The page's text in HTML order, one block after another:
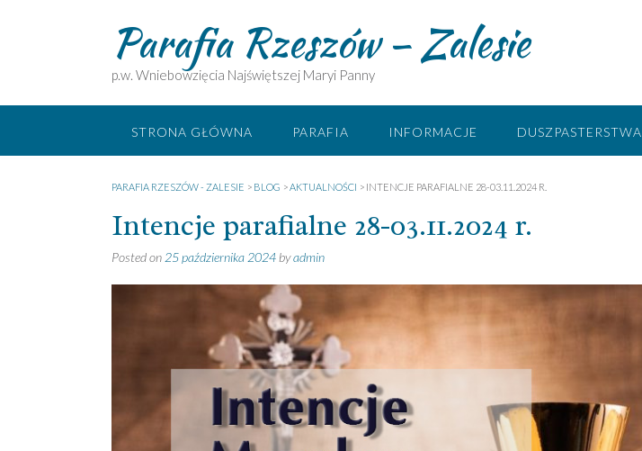
Parafia Rzeszów – Zalesie
p.w. Wniebowzięcia Najświętszej Maryi Panny
STRONA GŁÓWNA PARAFIA INFORMACJE DUSZPASTERSTWA
PARAFIA RZESZÓW - ZALESIE > BLOG >AKTUALNOŚCI > INTENCJE PARAFIALNE 28-03.11.2024 R.
Intencje parafialne 28-03.11.2024 r.
Posted on 25 października 2024 byadmin